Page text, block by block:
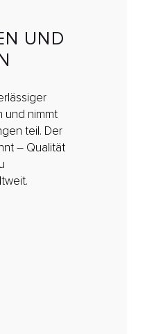
und nimmt
teil. Der
– Qualität
UND